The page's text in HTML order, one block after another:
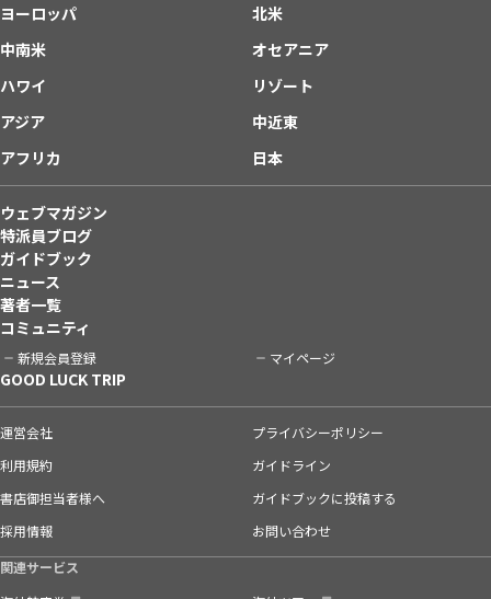
ヨーロッパ
北米
中南米
オセアニア
ハワイ
リゾート
アジア
中近東
アフリカ
日本
ウェブマガジン
特派員ブログ
ガイドブック
ニュース
著者一覧
コミュニティ
新規会員登録 マイページ
GOOD LUCK TRIP
運営会社
プライバシーポリシー
利用規約
ガイドライン
書店御担当者様へ
ガイドブックに投稿する
採用情報
お問い合わせ
関連サービス